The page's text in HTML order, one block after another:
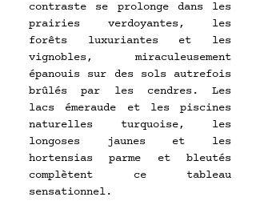
contraste se prolonge dans les
prairies verdoyantes, les
forêts luxuriantes et les
vignobles, miraculeusement
épanouis sur des sols autrefois
brûlés par les cendres. Les
lacs émeraude et les piscines
naturelles turquoise, les
longoses jaunes et les
hortensias parme et bleutés
complètent ce tableau
sensationnel.